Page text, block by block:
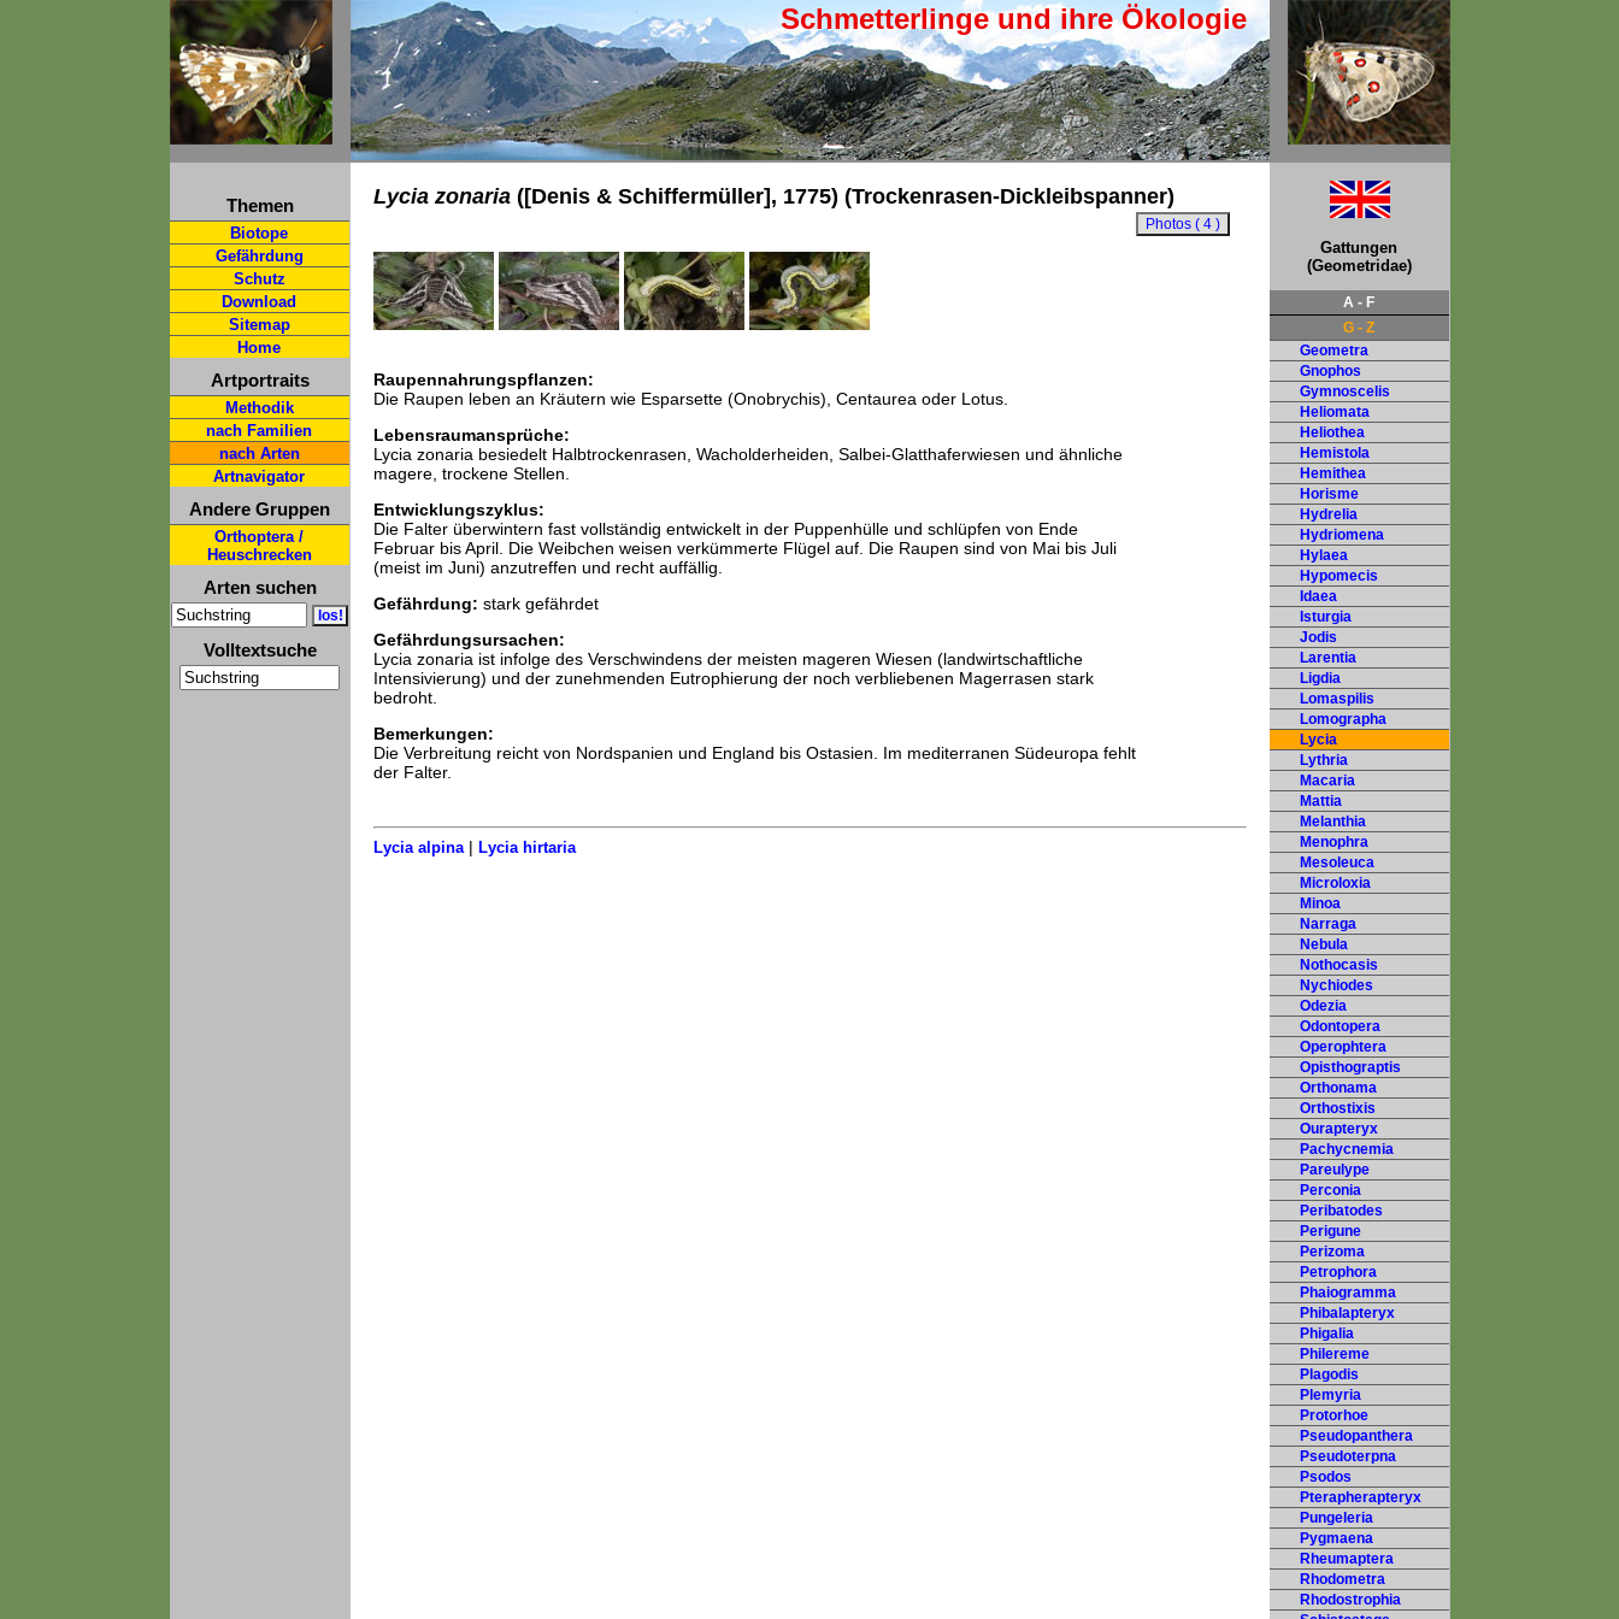
Schmetterlinge und ihre Ökologie
Themen
Biotope
Gefährdung
Schutz
Download
Sitemap
Home
Artportraits
Methodik
nach Familien
nach Arten
Artnavigator
Andere Gruppen
Orthoptera /
Heuschrecken
Arten suchen
Volltextsuche
Lycia zonaria([Denis & Schiffermüller], 1775) (Trockenrasen-Dickleibspanner)
Raupennahrungspflanzen:
Die Raupen leben an Kräutern wie Esparsette (Onobrychis), Centaurea oder Lotus.
Lebensraumansprüche:
Lycia zonaria besiedelt Halbtrockenrasen, Wacholderheiden, Salbei-Glatthaferwiesen und ähnliche
magere, trockene Stellen.
Entwicklungszyklus:
Die Falter überwintern fast vollständig entwickelt in der Puppenhülle und schlüpfen von Ende
Februar bis April. Die Weibchen weisen verkümmerte Flügel auf. Die Raupen sind von Mai bis Juli
(meist im Juni) anzutreffen und recht auffällig.
Gefährdung: stark gefährdet
Gefährdungsursachen:
Lycia zonaria ist infolge des Verschwindens der meisten mageren Wiesen (landwirtschaftliche
Intensivierung) und der zunehmenden Eutrophierung der noch verbliebenen Magerrasen stark
bedroht.
Bemerkungen:
Die Verbreitung reicht von Nordspanien und England bis Ostasien. Im mediterranen Südeuropa fehlt
der Falter.
Lycia alpina| Lycia hirtaria
Gattungen
(Geometridae)
A - F
G - Z
Geometra
Gnophos
Gymnoscelis
Heliomata
Heliothea
Hemistola
Hemithea
Horisme
Hydrelia
Hydriomena
Hylaea
Hypomecis
Idaea
Isturgia
Jodis
Larentia
Ligdia
Lomaspilis
Lomographa
Lycia
Lythria
Macaria
Mattia
Melanthia
Menophra
Mesoleuca
Microloxia
Minoa
Narraga
Nebula
Nothocasis
Nychiodes
Odezia
Odontopera
Operophtera
Opisthograptis
Orthonama
Orthostixis
Ourapteryx
Pachycnemia
Pareulype
Perconia
Peribatodes
Perigune
Perizoma
Petrophora
Phaiogramma
Phibalapteryx
Phigalia
Philereme
Plagodis
Plemyria
Protorhoe
Pseudopanthera
Pseudoterpna
Psodos
Pterapherapteryx
Pungeleria
Pygmaena
Rheumaptera
Rhodometra
Rhodostrophia